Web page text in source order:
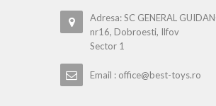
Adresa: SC GENERAL
nr16, Dobroesti, Ilfov
Sector 1
Email : office@best-toys.ro